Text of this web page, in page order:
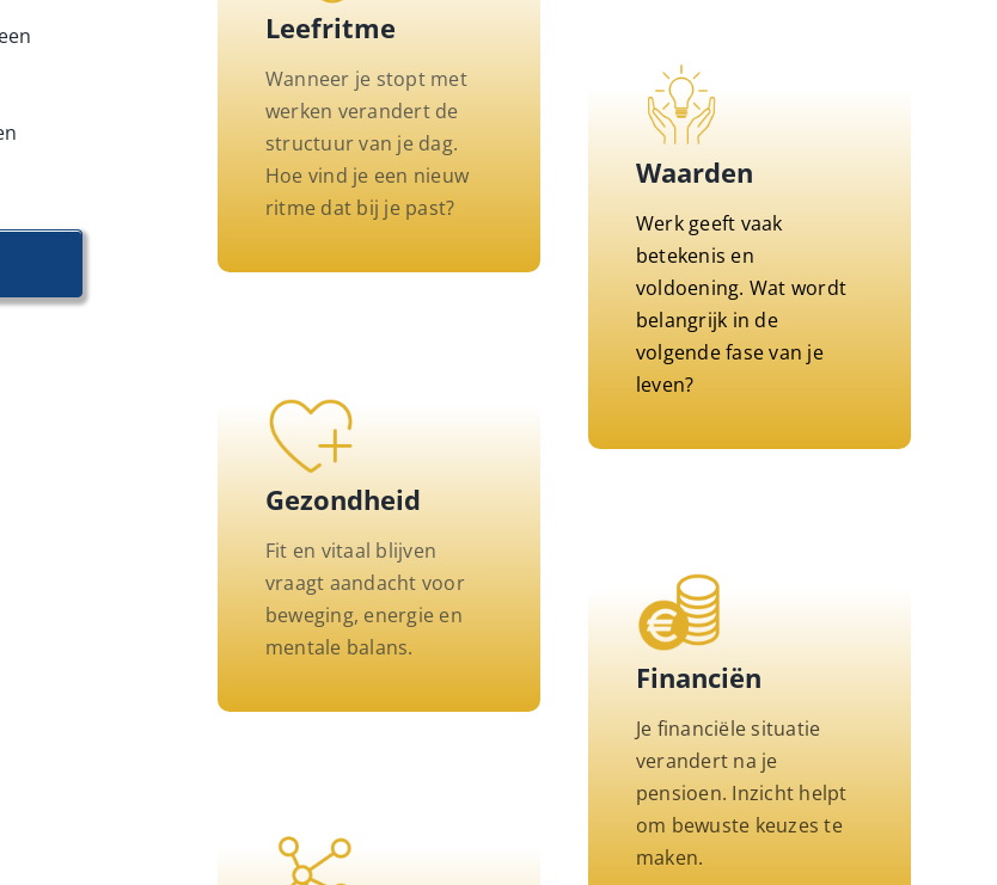
Leefritme
Wanneer je stopt met
werken verandert de
structuur van je dag.
Hoe vind je een nieuw
ritme dat bij je past?
Gezondheid
Fit en vitaal blijven
vraagt aandacht voor
beweging, energie en
mentale balans.
Waarden
Werk geeft vaak
betekenis en
voldoening. Wat wordt
belangrijk in de
volgende fase van je
leven?
Financiën
Je financiële situatie
verandert na je
pensioen. Inzicht helpt
om bewuste keuzes te
maken.